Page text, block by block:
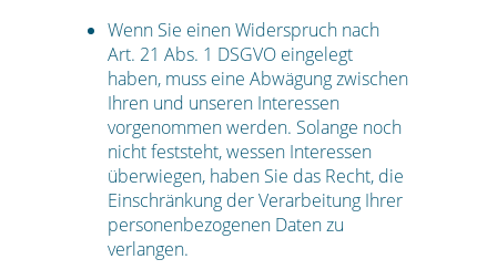
Wenn Sie einen Widerspruch nach
Art. 21 Abs. 1 DSGVO eingelegt
haben, muss eine Abwägung zwischen
Ihren und unseren Interessen
vorgenommen werden. Solange noch
nicht feststeht, wessen Interessen
überwiegen, haben Sie das Recht, die
Einschränkung der Verarbeitung Ihrer
personenbezogenen Daten zu
verlangen.